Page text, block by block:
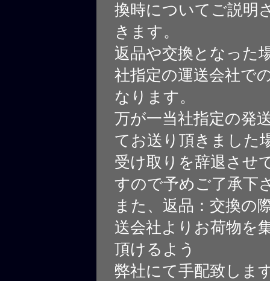
換時についてご説明
きます。
返品や交換となった
社指定の運送会社で
なります。
万が一当社指定の発
てお送り頂きました
受け取りを辞退させ
すので予めご了承下
また、返品：交換の
送会社よりお荷物を
頂けるよう
弊社にて手配致しま